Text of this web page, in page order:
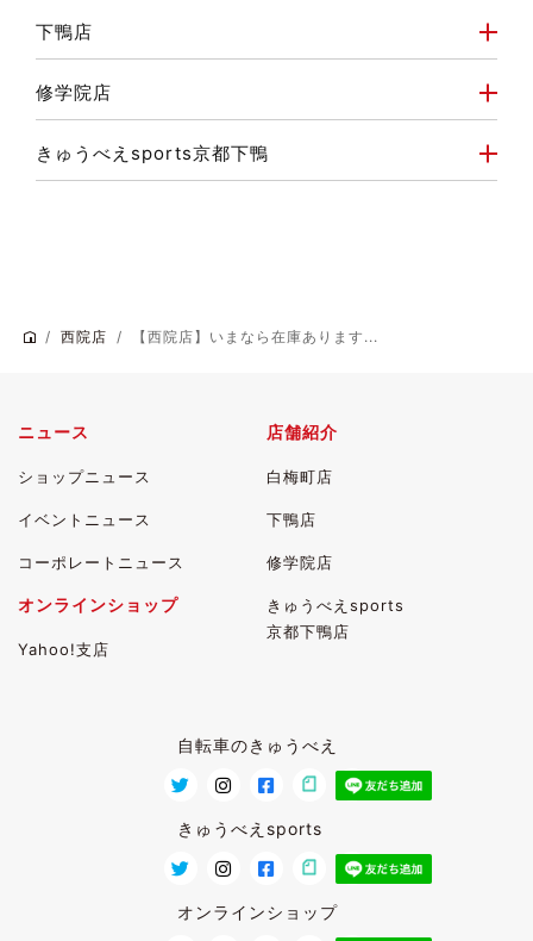
下鴨店
修学院店
きゅうべえsports京都下鴨
西院店 【西院店】いまなら在庫あります...
ニュース
ショップニュース
イベントニュース
コーポレートニュース
店舗紹介
白梅町店
下鴨店
修学院店
きゅうべえsports
京都下鴨店
オンラインショップ
Yahoo!支店
自転車のきゅうべえ
きゅうべえsports
オンラインショップ